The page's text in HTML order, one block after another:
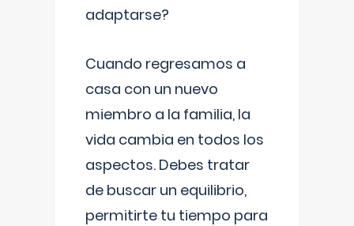
adaptarse?
Cuando regresamos a
casa con un nuevo
miembro a la familia, la
vida cambia en todos los
aspectos. Debes tratar
de buscar un equilibrio,
permitirte tu tiempo para